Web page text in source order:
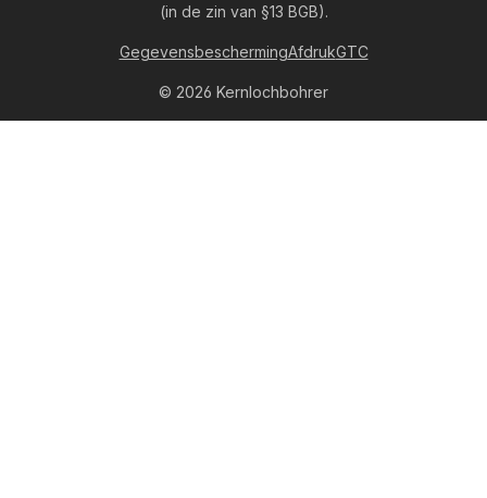
(in de zin van §13 BGB).
© 2026 Kernlochbohrer
GegevensbeschermingAfdrukGTC